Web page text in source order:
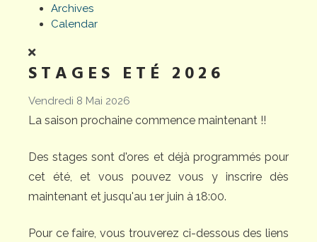
Archives
Calendar
STAGES ETÉ 2026
Vendredi 8 Mai 2026
La saison prochaine commence maintenant !!
Des stages sont d'ores et déjà programmés pour
cet été, et vous pouvez vous y inscrire dès
maintenant et jusqu'au 1er juin à 18:00.
Pour ce faire, vous trouverez ci-dessous des liens